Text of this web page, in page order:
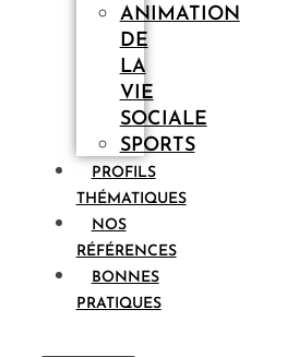
ANIMATION
DE
LA
VIE
SOCIALE
SPORTS
PROFILS
THÉMATIQUES
NOS
RÉFÉRENCES
BONNES
PRATIQUES